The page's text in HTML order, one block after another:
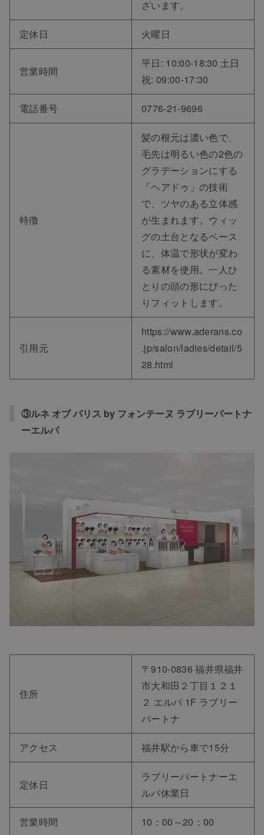
ざいます。
定休日 火曜日
営業時間
平日: 10:00-18:30 土日
祝: 09:00-17:30
電話番号 0776-21-9696
特徴
髪の根元は濃い色で、
毛先は明るい色の2色の
グラデーションにする
「ヘアドゥ」の技術
で、ツヤのある立体感
が生まれます。ウィッ
グの土台となるベース
に、体温で形状が変わ
る素材を使用。一人ひ
とりの頭の形にぴった
りフィットします。
引用元
https://www.aderans.co
.jp/salon/ladies/detail/5
28.html
③ルネ オブ パリス by フォンテーヌ ラブリーパートナ
ーエルパ
住所
〒910-0836 福井県福井
市大和田２丁目１２１
２ エルパ 1F ラブリー
パートナ
アクセス 福井駅から車で15分
定休日
ラブリーパートナーエ
ルパ休業日
営業時間 10：00～20：00